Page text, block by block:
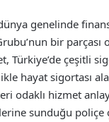
genelinde
bir parçası
Türkiye’de çeşitli
hayat sigortası
odaklı hizmet
sunduğu poliçe